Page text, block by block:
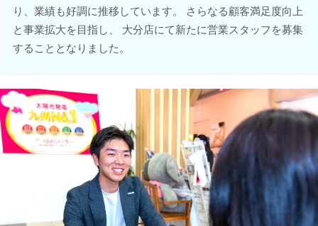
り、業績も好調に推移しています。 さらなる顧客満足度向上
と事業拡大を目指し、 大分店にて新たに営業スタッフを募集
することとなりました。